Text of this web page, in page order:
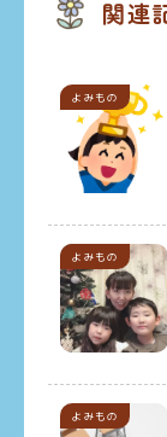
関連
よみもの
よみもの
よみもの